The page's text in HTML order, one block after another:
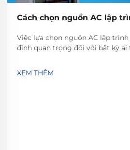
Cách chọn nguồn AC lập
Việc lựa chọn nguồn AC lập
định quan trọng đối với bất kỳ ai
như năng lượng tái tạo, xe điện
công nghiệp. Loại thiết bị này
XEM THÊM